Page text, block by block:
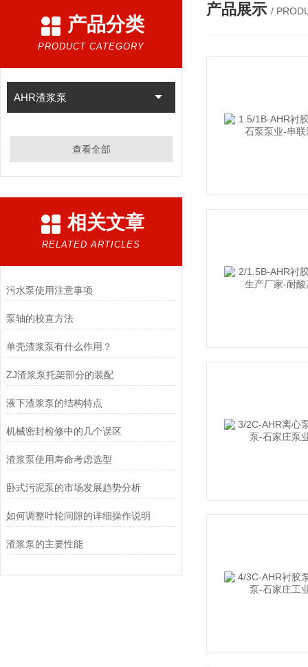
产品分类
PRODUCT CATEGORY
AHR渣浆泵
查看全部
相关文章
RELATED ARTICLES
污水泵使用注意事项
泵轴的校直方法
单壳渣浆泵有什么作用？
ZJ渣浆泵托架部分的装配
液下渣浆泵的结构特点
机械密封检修中的几个误区
渣浆泵使用寿命考虑选型
卧式污泥泵的市场发展趋势分析
如何调整叶轮间隙的详细操作说明
渣浆泵的主要性能
产品展示 /